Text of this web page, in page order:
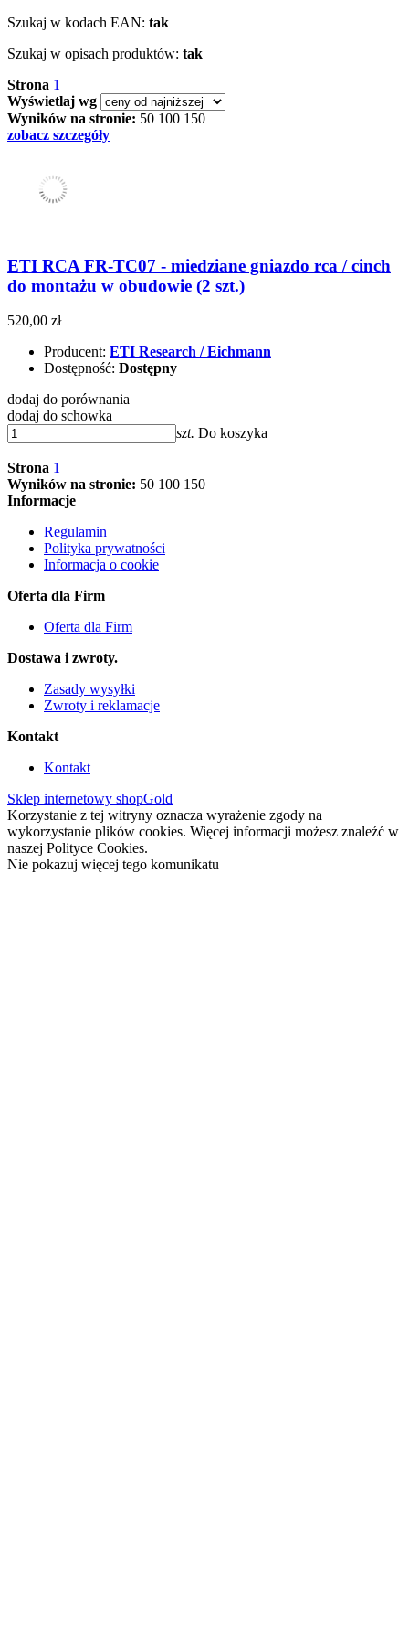
Szukaj w kodach EAN: tak
Szukaj w opisach produktów: tak
Strona 1
Wyświetlaj wg
Wyników na stronie: 50 100 150
zobacz szczegóły
ETI RCA FR-TC07 - miedziane gniazdo rca / cinch
do montażu w obudowie (2 szt.)
520,00 zł
Producent: ETI Research / Eichmann
Dostępność: Dostępny
dodaj do porównania
dodaj do schowka
szt. Do koszyka
Strona 1
Wyników na stronie: 50 100 150
Informacje
Regulamin
Polityka prywatności
Informacja o cookie
Oferta dla Firm
Oferta dla Firm
Dostawa i zwroty.
Zasady wysyłki
Zwroty i reklamacje
Kontakt
Kontakt
Sklep internetowy shopGold
Korzystanie z tej witryny oznacza wyrażenie zgody na
wykorzystanie plików cookies. Więcej informacji możesz znaleźć w
naszej Polityce Cookies.
Nie pokazuj więcej tego komunikatu